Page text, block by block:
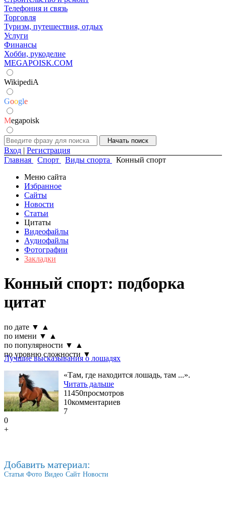
Телефония и связь
Торговля
Туризм, путешествия, отдых
Услуги
Финансы
Хобби, рукоделие
MEGAPOISK.COM
WikipediA
Google
Megapoisk
Вход | Регистрация
Главная
Спорт Виды спорта
Конный спорт
Меню сайта
Избранное
Сайты
Новости
Статьи
Цитаты
Видеофайлы
Аудиофайлы
Фотографии
Закладки
Конный спорт: подборка
цитат
по дате ▼
▲
по имени ▼
▲
по популярности ▼
▲
по уровню сложности ▼
Лучшие высказывания о лошадях
«Там, где находится лошадь, там ...».
Читать дальше
11450просмотров
10комментариев
7
0
+
Добавить материал:
Статья Фото Видео Сайт Новости